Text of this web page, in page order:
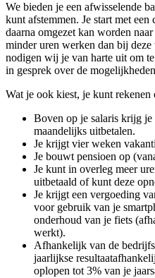
We bieden je een afwisselende
kunt afstemmen. Je start met
daarna omgezet kan worden
minder uren werken dan bij deze
nodigen wij je van harte uit om
in gesprek over de
Wat je ook kiest, je kunt rekenen
Boven op je salaris krijg
maandelijks uitbetalen.
Je krijgt vier weken
Je bouwt pensioen op
Je kunt in overleg meer
uitbetaald of kunt deze
Je krijgt een vergoeding
voor gebruik van je
onderhoud van je fiets
werkt).
Afhankelijk van de
jaarlijkse
oplopen tot 3% van je